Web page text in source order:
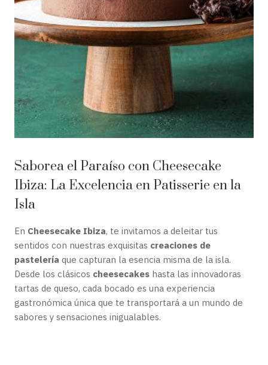
Saborea el Paraíso con Cheesecake
Ibiza: La Excelencia en Patisserie en la
Isla
En Cheesecake Ibiza, te invitamos a deleitar tus
sentidos con nuestras exquisitas creaciones de
pastelería que capturan la esencia misma de la isla.
Desde los clásicos cheesecakes hasta las innovadoras
tartas de queso, cada bocado es una experiencia
gastronómica única que te transportará a un mundo de
sabores y sensaciones inigualables.